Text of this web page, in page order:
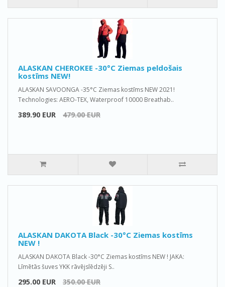
ALASKAN CHEROKEE -30°C Ziemas peldošais
kostīms NEW!
ALASKAN SAVOONGA -35°C Ziemas kostīms NEW 2021!
Technologies: AERO-TEX, Waterproof 10000 Breathab..
389.90 EUR 479.00 EUR
ALASKAN DAKOTA Black -30°C Ziemas kostīms
NEW !
ALASKAN DAKOTA Black -30°C Ziemas kostīms NEW ! JAKA:
Līmētās šuves YKK rāvējslēdzēji S..
295.00 EUR 350.00 EUR